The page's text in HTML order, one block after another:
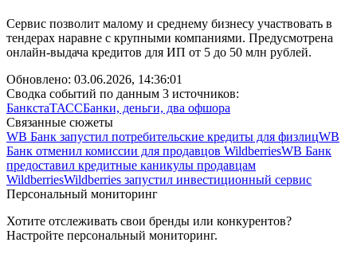
Сервис позволит малому и среднему бизнесу участвовать в
тендерах наравне с крупными компаниями. Предусмотрена
онлайн-выдача кредитов для ИП от 5 до 50 млн рублей.
Обновлено: 03.06.2026, 14:36:01
Сводка событий по данным 3 источников:
БанкстаТАССБанки, деньги, два офшора
Связанные сюжеты
WB Банк запустил потребительские кредиты для физлицWB
Банк отменил комиссии для продавцов WildberriesWB Банк
предоставил кредитные каникулы продавцам
WildberriesWildberries запустил инвестиционный сервис
Персональный мониторинг
Хотите отслеживать свои бренды или конкурентов?
Настройте персональный мониторинг.